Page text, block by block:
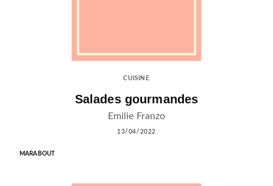
CUISINE
Salades gourmandes
Emilie Franzo
13/04/2022
MARABOUT